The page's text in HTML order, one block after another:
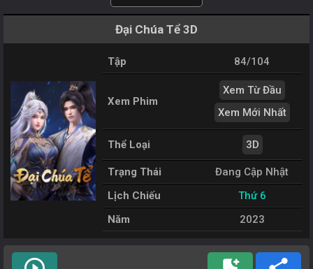
Đại Chúa Tể 3D
Tập 84/104
Xem Phim
Xem Từ Đầu
Xem Mới Nhất
Thể Loại 3D
Trạng Thái
Đang Cập Nhật
Lịch Chiếu
Thứ 6
Năm
2023